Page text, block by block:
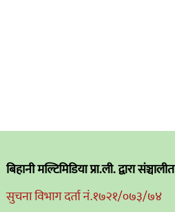
बिहानी मल्टिमिडिया प्रा.ली. द्वारा संञ्चालीत
सुचना विभाग दर्ता नं.१७२१/०७३/७४